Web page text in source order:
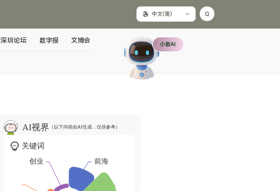
中文(简)
深圳论坛 数字报 文博会 小新AI
AI视界 （以下内容由AI生成，仅供参考）
关键词